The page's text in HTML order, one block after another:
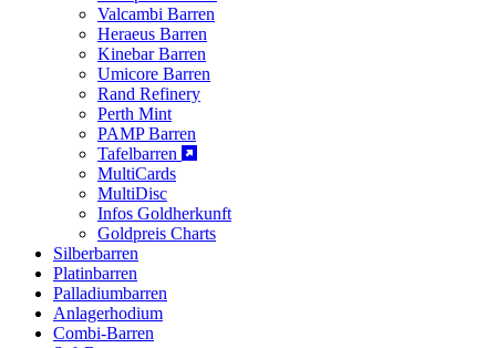
Valcambi Barren
Heraeus Barren
Kinebar Barren
Umicore Barren
Rand Refinery
Perth Mint
PAMP Barren
Tafelbarren
MultiCards
MultiDisc
Infos Goldherkunft
Goldpreis Charts
Silberbarren
Platinbarren
Palladiumbarren
Anlagerhodium
Combi-Barren